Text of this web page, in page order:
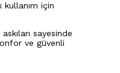
kullanım için
sayesinde
ve güvenli